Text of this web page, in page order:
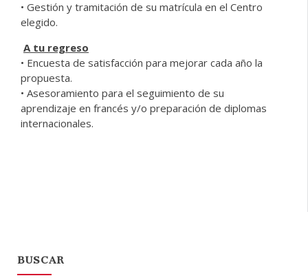
• Gestión y tramitación de su matrícula en el Centro
elegido.
A tu regreso
• Encuesta de satisfacción para mejorar cada año la
propuesta.
• Asesoramiento para el seguimiento de su
aprendizaje en francés y/o preparación de diplomas
internacionales.
BUSCAR